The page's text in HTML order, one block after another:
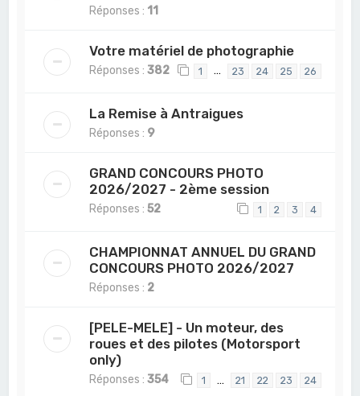
Réponses : 11
Votre matériel de photographie
Réponses :382 1 … 23 24 25 26
La Remise à Antraigues
Réponses : 9
GRAND CONCOURS PHOTO
2026/2027 - 2ème session
Réponses :52 1 2 3 4
CHAMPIONNAT ANNUEL DU GRAND
CONCOURS PHOTO 2026/2027
Réponses : 2
[PELE-MELE] - Un moteur, des
roues et des pilotes (Motorsport
only)
Réponses :354 1 … 21 22 23 24